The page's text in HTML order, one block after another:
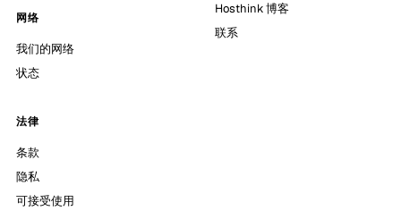
网络
我们的网络
状态
Hosthink 博客
联系
法律
条款
隐私
可接受使用